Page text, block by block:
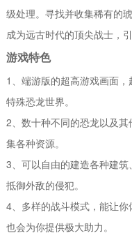
级处理。寻找并收集稀有的
成为远古时代的顶尖战士，
游戏特色
1、端游版的超高游戏画面
特殊恐龙世界。
2、数十种不同的恐龙以及
集各种资源。
3、可以自由的建造各种建筑
抵御外敌的侵犯。
4、多样的战斗模式，能让
也会为你提供极大助力。